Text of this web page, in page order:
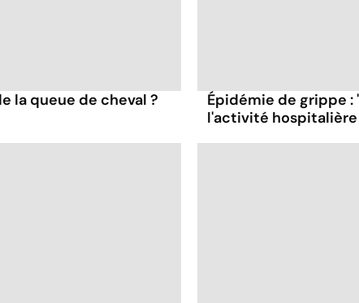
la queue de cheval ?
Épidémie de grippe
l'activité hospitalière